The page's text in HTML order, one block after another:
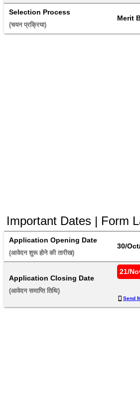
Selection Process
(चयन प्रक्रिया)
Merit
Important Dates | Form
Application Opening Date
(आवेदन शुरू होने की तारीख)
30/
Application Closing Date
(आवेदन समाप्ति तिथि)
21/
Send